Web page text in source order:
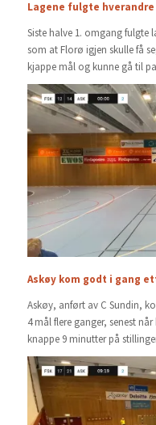
Lagene fulgte hverandre
Siste halve 1. omgang fulgte
som at Florø igjen skulle få
kjappe mål og kunne gå til
Askøy kom godt i gang
Askøy, anført av C Sundin,
4 mål flere ganger, senest
knappe 9 minutter på